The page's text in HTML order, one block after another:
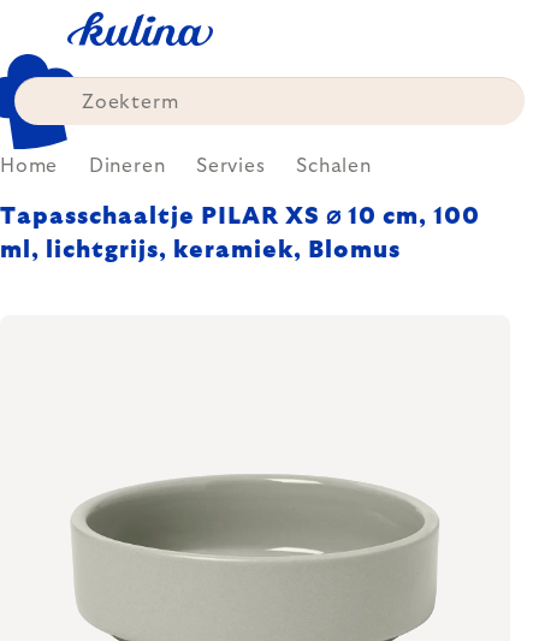
content
Home Dineren Servies Schalen
Tapasschaaltje PILAR XS ⌀ 10 cm, 100
ml, lichtgrijs, keramiek, Blomus